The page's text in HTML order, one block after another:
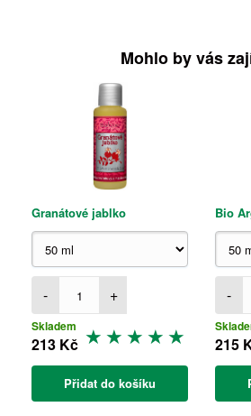
Mohlo by vás
Granátové jablko
- +
Skladem
213 Kč
Přidat do košíku
Bio
-
215